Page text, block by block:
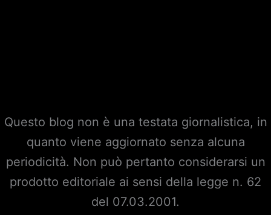
Questo blog non è una testata giornalistica, in
quanto viene aggiornato senza alcuna
periodicità. Non può pertanto considerarsi un
prodotto editoriale ai sensi della legge n. 62
del 07.03.2001.